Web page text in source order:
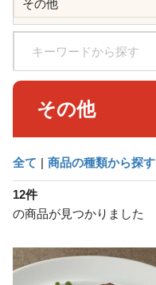
その他
全て | 商品の種類から探す
12件
の商品が見つかりました